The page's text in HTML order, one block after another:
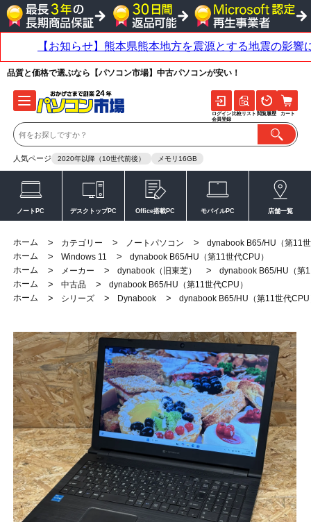
品質と価格で選ぶなら【パソコン市場】中古パソコンが安い！
人気ページ 2020年以降（10世代前後） メモリ16GB
ログイン
会員登録
比較リスト 閲覧履歴 カート
ノートPC デスクトップPC Office搭載PC モバイルPC 店舗一覧
ホーム > カテゴリー > ノートパソコン >
dynabook B65/HU（第11
ホーム
> Windows 11 >
dynabook B65/HU（第11世代CPU）
ホーム
> メーカー > dynabook（旧東芝） >
dynabook B65/HU（第
ホーム
> 中古品 >
dynabook B65/HU（第11世代CPU）
ホーム
> シリーズ > Dynabook > dynabook B65/HU（第11世代CPU